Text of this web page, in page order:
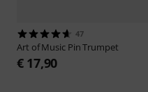
47
Art of Music Pin Trumpet
€ 17,90